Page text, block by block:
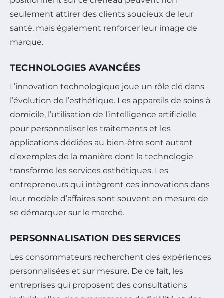
seulement attirer des clients soucieux de leur
santé, mais également renforcer leur image de
marque.
TECHNOLOGIES AVANCÉES
L’innovation technologique joue un rôle clé dans
l’évolution de l’esthétique. Les appareils de soins à
domicile, l’utilisation de l’intelligence artificielle
pour personnaliser les traitements et les
applications dédiées au bien-être sont autant
d’exemples de la manière dont la technologie
transforme les services esthétiques. Les
entrepreneurs qui intègrent ces innovations dans
leur modèle d’affaires sont souvent en mesure de
se démarquer sur le marché.
PERSONNALISATION DES SERVICES
Les consommateurs recherchent des expériences
personnalisées et sur mesure. De ce fait, les
entreprises qui proposent des consultations